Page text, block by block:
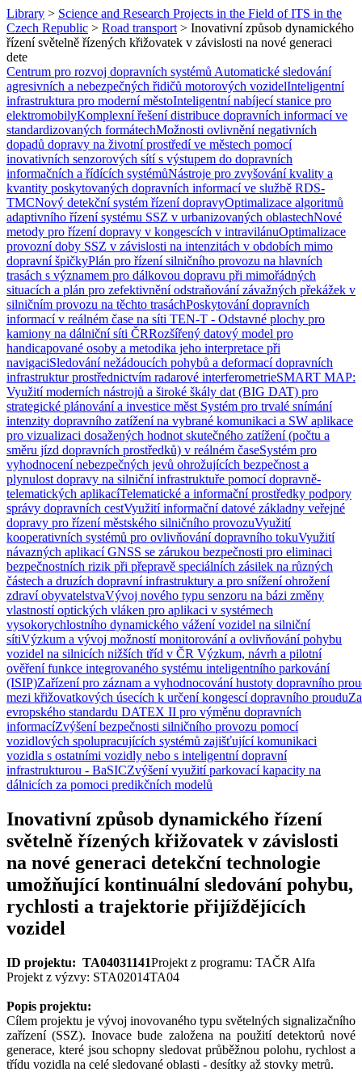
Library > Science and Research Projects in the Field of ITS in the
Czech Republic > Road transport > Inovativní způsob dynamického
řízení světelně řízených křižovatek v závislosti na nové generaci
dete
Centrum pro rozvoj dopravních systémů Automatické sledování
agresivních a nebezpečných řidičů motorových vozidelInteligentní
infrastruktura pro moderní městoInteligentní nabíjecí stanice pro
elektromobilyKomplexní řešení distribuce dopravních informací ve
standardizovaných formátechMožnosti ovlivnění negativních
dopadů dopravy na životní prostředí ve městech pomocí
inovativních senzorových sítí s výstupem do dopravních
informačních a řídících systémůNástroje pro zvyšování kvality a
kvantity poskytovaných dopravních informací ve službě RDS-
TMCNový detekční systém řízení dopravyOptimalizace algoritmů
adaptivního řízení systému SSZ v urbanizovaných oblastechNové
metody pro řízení dopravy v kongescích v intravilánuOptimalizace
provozní doby SSZ v závislosti na intenzitách v obdobích mimo
dopravní špičkyPlán pro řízení silničního provozu na hlavních
trasách s významem pro dálkovou dopravu při mimořádných
situacích a plán pro zefektivnění odstraňování závažných překážek v
silničním provozu na těchto trasáchPoskytování dopravních
informací v reálném čase na síti TEN-T - Odstavné plochy pro
kamiony na dálniční síti ČRRozšířený datový model pro
handicapované osoby a metodika jeho interpretace při
navigaciSledování nežádoucích pohybů a deformací dopravních
infrastruktur prostřednictvím radarové interferometrieSMART MAP:
Využití moderních nástrojů a široké škály dat (BIG DAT) pro
strategické plánování a investice měst Systém pro trvalé snímání
intenzity dopravního zatížení na vybrané komunikaci a SW aplikace
pro vizualizaci dosažených hodnot skutečného zatížení (počtu a
směru jízd dopravních prostředků) v reálném časeSystém pro
vyhodnocení nebezpečných jevů ohrožujících bezpečnost a
plynulost dopravy na silniční infrastruktuře pomocí dopravně-
telematických aplikacíTelematické a informační prostředky podpory
správy dopravních cestVyužití informační datové základny veřejné
dopravy pro řízení městského silničního provozuVyužití
kooperativních systémů pro ovlivňování dopravního tokuVyužití
návazných aplikací GNSS se zárukou bezpečnosti pro eliminaci
bezpečnostních rizik při přepravě speciálních zásilek na různých
částech a druzích dopravní infrastruktury a pro snížení ohrožení
zdraví obyvatelstvaVývoj nového typu senzoru na bázi změny
vlastností optických vláken pro aplikaci v systémech
vysokorychlostního dynamického vážení vozidel na silniční
sítiVýzkum a vývoj možností monitorování a ovlivňování pohybu
vozidel na silnicích nižších tříd v ČR Výzkum, návrh a pilotní
ověření funkce integrovaného systému inteligentního parkování
(ISIP)Zařízení pro záznam a vyhodnocování hustoty dopravního
mezi křižovatkových úsecích k určení kongescí dopravního proudu
evropského standardu DATEX II pro výměnu dopravních
informacíZvýšení bezpečnosti silničního provozu pomocí
vozidlových spolupracujících systémů zajišťující komunikaci
vozidla s ostatními vozidly nebo s inteligentní dopravní
infrastrukturou - BaSICZvýšení využití parkovací kapacity na
dálnicích za pomoci predikčních modelů
Inovativní způsob dynamického řízení
světelně řízených křižovatek v závislosti
na nové generaci detekční technologie
umožňující kontinuální sledování pohybu,
rychlosti a trajektorie přijíždějících
vozidel
ID projektu: TA04031141Projekt z programu: TAČR Alfa
Projekt z výzvy: STA02014TA04
Popis projektu:
Cílem projektu je vývoj inovovaného typu světelných signalizačního
zařízení (SSZ). Inovace bude založena na použití detektorů nové
generace, které jsou schopny sledovat průběžnou polohu, rychlost a
třídu vozidla na celé sledované oblasti - desítky až stovky metrů.